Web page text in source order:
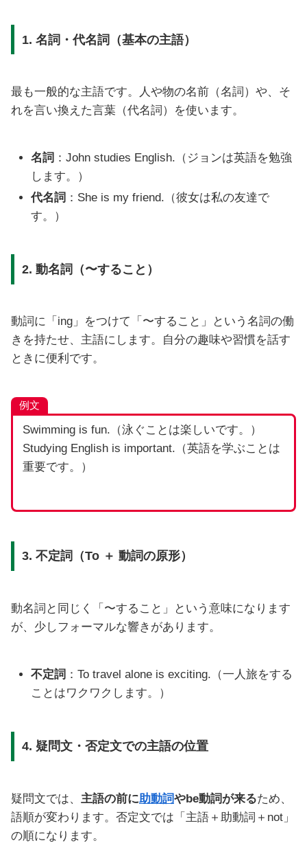
1. 名詞・代名詞（基本の主語）
最も一般的な主語です。人や物の名前（名詞）や、そ
れを言い換えた言葉（代名詞）を使います。
名詞 ：John studies English.（ジョンは英語を勉強
します。）
代名詞 ：She is my friend.（彼女は私の友達で
す。）
2. 動名詞（〜すること）
動詞に「ing」をつけて「〜すること」という名詞の働
きを持たせ、主語にします。自分の趣味や習慣を話す
ときに便利です。
例文
Swimming is fun.（泳ぐことは楽しいです。）
Studying English is important.（英語を学ぶことは
重要です。）
3. 不定詞（To ＋ 動詞の原形）
動名詞と同じく「〜すること」という意味になります
が、少しフォーマルな響きがあります。
不定詞 ：To travel alone is exciting.（一人旅をする
ことはワクワクします。）
4. 疑問文・否定文での主語の位置
疑問文では、 主語の前に助動詞やbe動詞が来るため、
語順が変わります。否定文では「主語＋助動詞＋not」
の順になります。